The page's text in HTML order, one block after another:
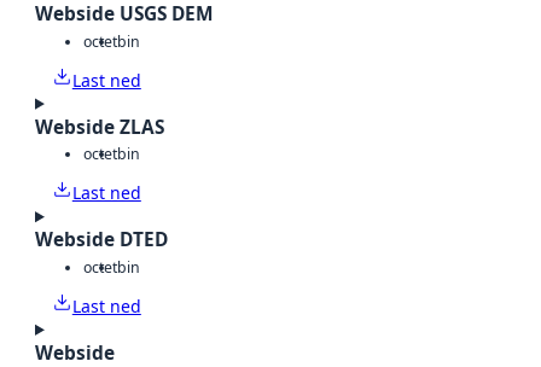
Webside USGS DEM
octetbin
Last ned
Webside ZLAS
octetbin
Last ned
Webside DTED
octetbin
Last ned
Webside